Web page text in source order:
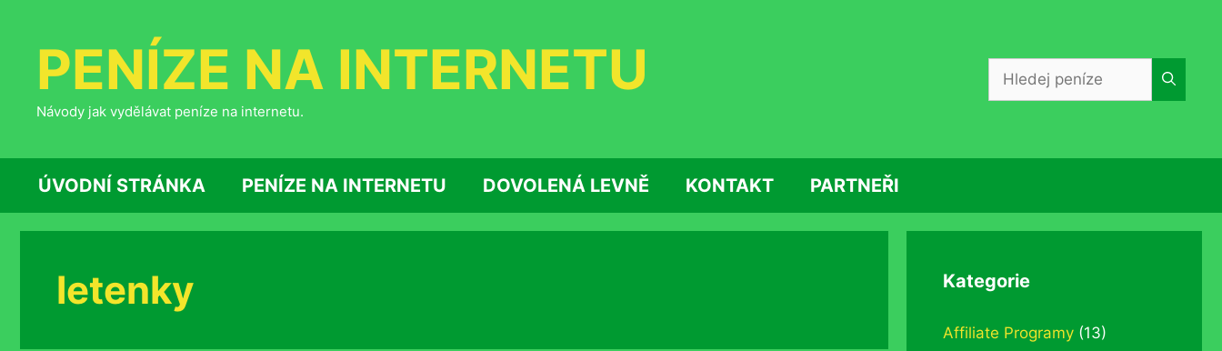
obsahPENÍZE NA INTERNETU
Návody jak vydělávat peníze na internetu.
ÚVODNÍ STRÁNKA PENÍZE NA INTERNETU DOVOLENÁ LEVNĚ KONTAKT PARTNEŘI
letenky Kategorie
Affiliate Programy (13)